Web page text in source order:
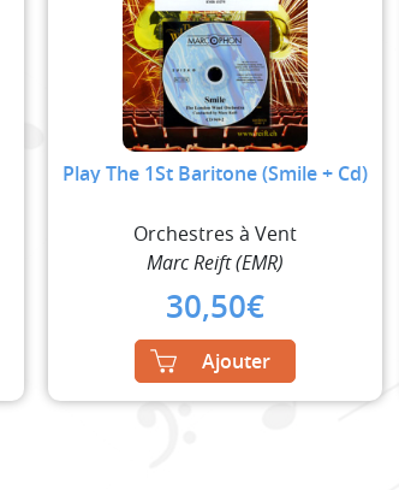
Play The 1St Baritone (Smile + Cd)
Orchestres à Vent
Marc Reift (EMR)
30,50€
Ajouter